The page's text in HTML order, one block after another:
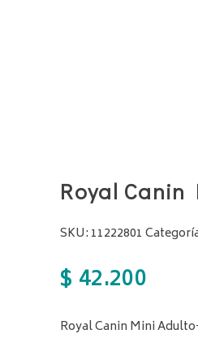
Royal
SKU: 11222801
$ 42.200
Royal Canin Mini